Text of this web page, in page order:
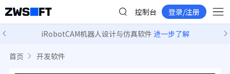
控制台 登录/注册
iRobotCAM机器人设计与仿真软件 进一步了解
首页 开发软件